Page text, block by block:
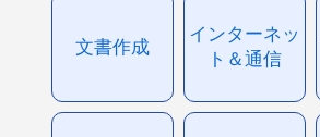
文書作成
インターネッ
ト＆通信